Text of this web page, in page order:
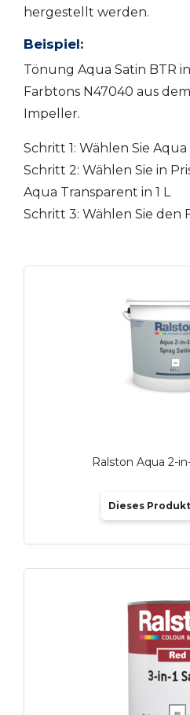
hergestellt werden.
Beispiel:
Tönung Aqua Satin BTR
Farbtons N47040 aus
Impeller.
Schritt 1: Wählen Sie Aqua
Schritt 2: Wählen Sie in
Aqua Transparent in 1 L
Schritt 3: Wählen Sie den
Ralston Aqua 2-
Dieses